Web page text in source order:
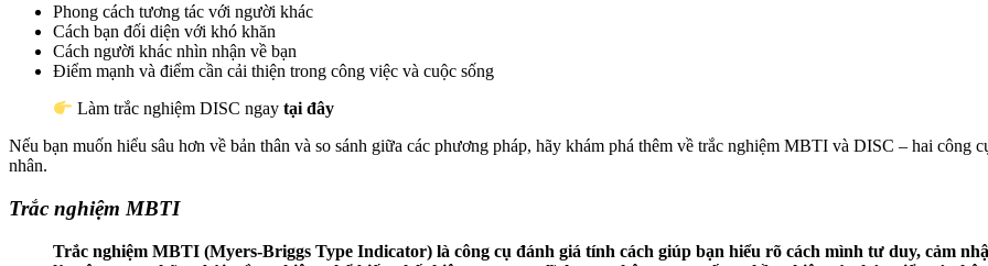
Phong cách tương tác với người khác
Cách bạn đối diện với khó khăn
Cách người khác nhìn nhận về bạn
Điểm mạnh và điểm cần cải thiện trong công việc và cuộc sống
Làm trắc nghiệm DISC ngaytại đây
Nếu bạn muốn hiểu sâu hơn về bản thân và so sánh giữa các phương pháp, hãy khám phá thêm về trắc nghiệm MBTI và DISC – hai công
nhân.
Trắc nghiệm MBTI
Trắc nghiệm MBTI (Myers-Briggs Type Indicator) là công cụ đánh giá tính cách giúp bạn hiểu rõ cách mình tư duy, cảm